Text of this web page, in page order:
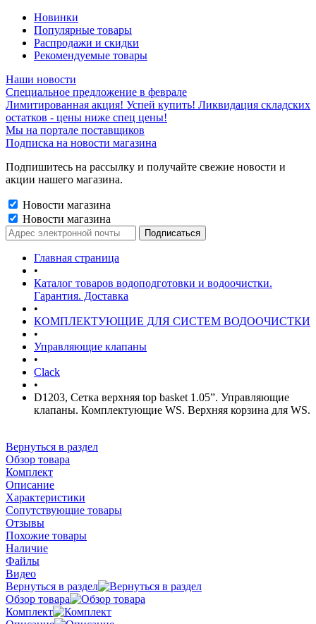
Новинки
Популярные товары
Распродажи и скидки
Рекомендуемые товары
Наши новости
Специальное предложение в феврале
Лимитированная акция! Успей купить! Ликвидация складских
остатков - цены ниже спец цены!
Мы на портале поставщиков
Подписка на новости магазина
Подпишитесь на рассылку и получайте свежие новости и
акции нашего магазина.
Новости магазина
Новости магазина
Главная страница
•
Каталог товаров водоподготовки и водоочистки.
Гарантия. Доставка
•
КОМПЛЕКТУЮЩИЕ ДЛЯ СИСТЕМ ВОДООЧИСТКИ
•
Управляющие клапаны
•
Clack
•
D1203, Сетка верхняя top basket 1.05”. Управляющие
клапаны. Комплектующие WS. Верхняя корзина для WS.
Вернуться в раздел
Обзор товара
Комплект
Описание
Характеристики
Сопутствующие товары
Отзывы
Похожие товары
Наличие
Файлы
Видео
Вернуться в раздел
Обзор товара
Комплект